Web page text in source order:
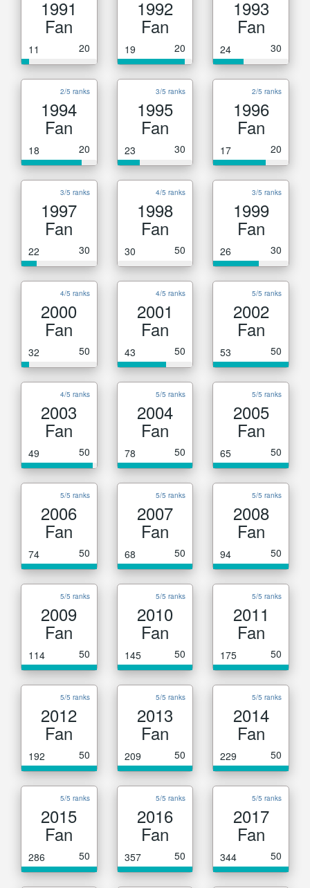
1991
Fan
11 20
1992
Fan
19 20
1993
Fan
24 30
2/5 ranks
1994
Fan
18 20
3/5 ranks
1995
Fan
23 30
2/5 ranks
1996
Fan
17 20
3/5 ranks
1997
Fan
22 30
4/5 ranks
1998
Fan
30 50
3/5 ranks
1999
Fan
26 30
4/5 ranks
2000
Fan
32 50
4/5 ranks
2001
Fan
43 50
5/5 ranks
2002
Fan
53 50
4/5 ranks
2003
Fan
49 50
5/5 ranks
2004
Fan
78 50
5/5 ranks
2005
Fan
65 50
5/5 ranks
2006
Fan
74 50
5/5 ranks
2007
Fan
68 50
5/5 ranks
2008
Fan
94 50
5/5 ranks
2009
Fan
114 50
5/5 ranks
2010
Fan
145 50
5/5 ranks
2011
Fan
175 50
5/5 ranks
2012
Fan
192 50
5/5 ranks
2013
Fan
209 50
5/5 ranks
2014
Fan
229 50
5/5 ranks
2015
Fan
286 50
5/5 ranks
2016
Fan
357 50
5/5 ranks
2017
Fan
344 50